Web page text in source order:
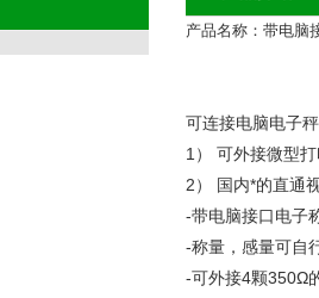
产品名称： 带电脑
可连接电脑电子
1） 可外接微型
2） 国内*的直通
-带电脑接口电子
-称量，感量可自
-可外接4颗350Ω